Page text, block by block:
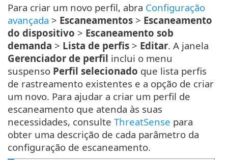
Para criar um novo perfil, abra Configuração
avançada > Escaneamentos > Escaneamento
do dispositivo > Escaneamento sob
demanda > Lista de perfis > Editar. A janela
Gerenciador de perfil inclui o menu
suspenso Perfil selecionado que lista perfis
de rastreamento existentes e a opção de criar
um novo. Para ajudar a criar um perfil de
escaneamento que atenda às suas
necessidades, consulte ThreatSense para
obter uma descrição de cada parâmetro da
configuração de escaneamento.